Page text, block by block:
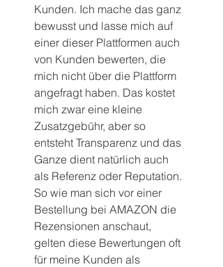
Kunden. Ich mache das ganz
bewusst und lasse mich auf
einer dieser Plattformen auch
von Kunden bewerten, die
mich nicht über die Plattform
angefragt haben. Das kostet
mich zwar eine kleine
Zusatzgebühr, aber so
entsteht Transparenz und das
Ganze dient natürlich auch
als Referenz oder Reputation.
So wie man sich vor einer
Bestellung bei AMAZON die
Rezensionen anschaut,
gelten diese Bewertungen oft
für meine Kunden als